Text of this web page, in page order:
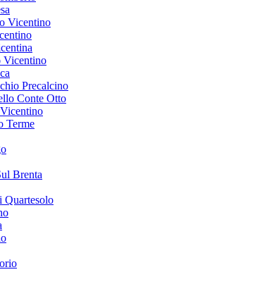
Vicentino
Vicentino
Precalcino
Conte Otto
Terme
Brenta
Quartesolo